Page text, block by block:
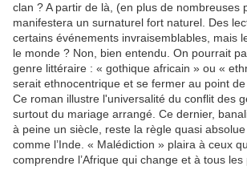
clan ? A partir de là, (en plus de nombreuses
manifestera un surnaturel fort naturel. Des
certains événements invraisemblables, mais
le monde ? Non, bien entendu. On pourrait
genre littéraire : « gothique africain » ou «
serait ethnocentrique et se fermer au point de
Ce roman illustre l'universalité du conflit des
surtout du mariage arrangé. Ce dernier,
à peine un siècle, reste la règle quasi
comme l’Inde. « Malédiction » plaira à ceux
comprendre l’Afrique qui change et à tous